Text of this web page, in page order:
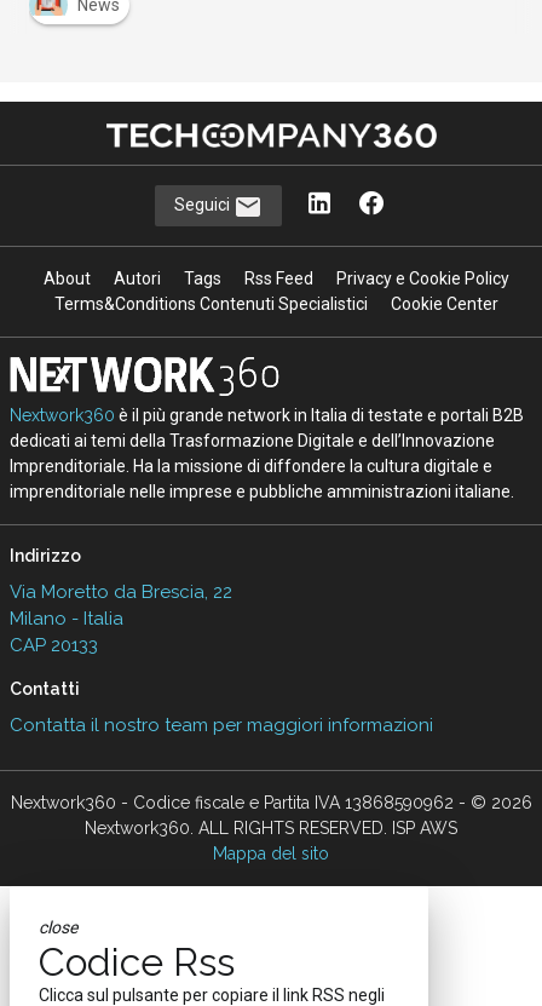
News
Seguici
About Autori Tags Rss Feed
Privacy e Cookie Policy
Terms&Conditions Contenuti Specialistici
Cookie Center
Nextwork360 è il più grande network in Italia di testate e portali B2B
dedicati ai temi della Trasformazione Digitale e dell’Innovazione
Imprenditoriale. Ha la missione di diffondere la cultura digitale e
imprenditoriale nelle imprese e pubbliche amministrazioni italiane.
Indirizzo
Via Moretto da Brescia, 22
Milano - Italia
CAP 20133
Contatti
Contatta il nostro team per maggiori informazioni
Nextwork360 - Codice fiscale e Partita IVA 13868590962 - © 2026
Nextwork360. ALL RIGHTS RESERVED. ISP AWS
Mappa del sito
close
Codice Rss
Clicca sul pulsante per copiare il link RSS negli